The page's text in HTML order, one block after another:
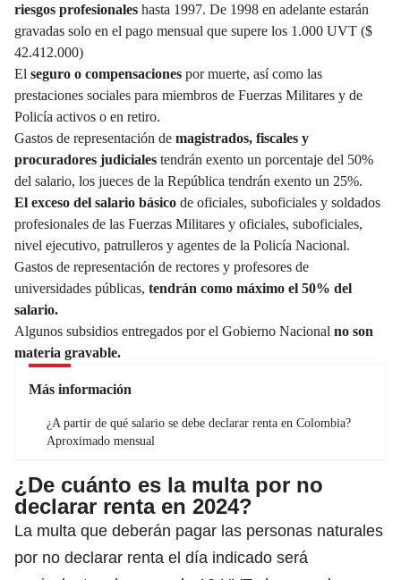
riesgos profesionales hasta 1997. De 1998 en adelante estarán
gravadas solo en el pago mensual que supere los 1.000 UVT ($
42.412.000)
El seguro o compensaciones por muerte, así como las
prestaciones sociales para miembros de Fuerzas Militares y de
Policía activos o en retiro.
Gastos de representación de magistrados, fiscales y
procuradores judiciales tendrán exento un porcentaje del 50%
del salario, los jueces de la República tendrán exento un 25%.
El exceso del salario básico de oficiales, suboficiales y soldados
profesionales de las Fuerzas Militares y oficiales, suboficiales,
nivel ejecutivo, patrulleros y agentes de la Policía Nacional.
Gastos de representación de rectores y profesores de
universidades públicas, tendrán como máximo el 50% del
salario.
Algunos subsidios entregados por el Gobierno Nacional no son
materia gravable.
Más información
¿A partir de qué salario se debe declarar renta en Colombia?
Aproximado mensual
¿De cuánto es la multa por no
declarar renta en 2024?
La multa que deberán pagar las personas naturales
por no declarar renta el día indicado será